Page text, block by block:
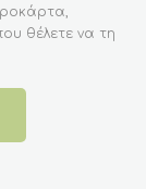
θέλετε να τη